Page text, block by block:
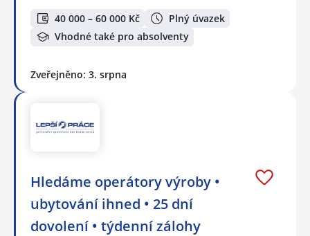
40 000 – 60 000 Kč
Plný úvazek
Vhodné také pro absolventy
Zveřejněno: 3. srpna
Hledáme operátory výroby •
ubytování ihned • 25 dní
dovolení • týdenní zálohy